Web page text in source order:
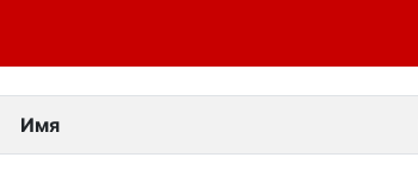
Имя